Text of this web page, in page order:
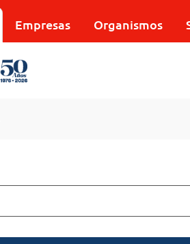
Empresas Organismos